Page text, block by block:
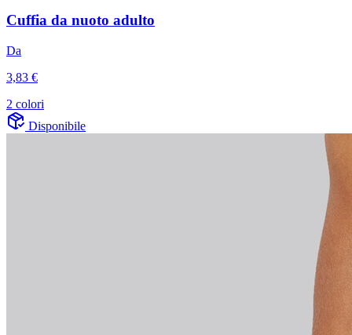
Cuffia da nuoto adulto
Da
3,83 €
2 colori
Disponibile